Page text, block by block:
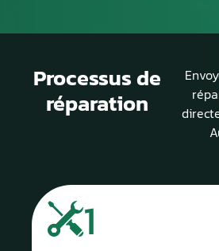
Processus de
réparation
1